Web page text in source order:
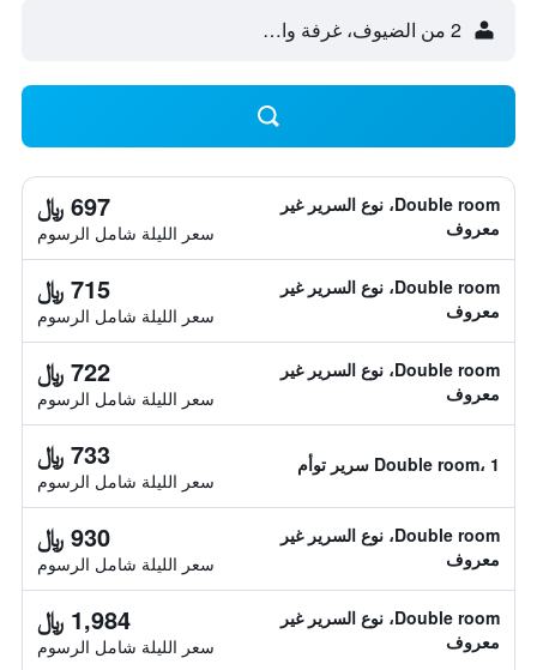
2 من الضيوف، غرفة واحدة
Double room، نوع السرير غير
معروف
697 ﷼
سعر الليلة شامل الرسوم
Double room، نوع السرير غير
معروف
715 ﷼
سعر الليلة شامل الرسوم
Double room، نوع السرير غير
معروف
722 ﷼
سعر الليلة شامل الرسوم
Double room، 1 سرير توأم 733 ﷼
سعر الليلة شامل الرسوم
Double room، نوع السرير غير
معروف
930 ﷼
سعر الليلة شامل الرسوم
Double room، نوع السرير غير
معروف
1,984 ﷼
سعر الليلة شامل الرسوم